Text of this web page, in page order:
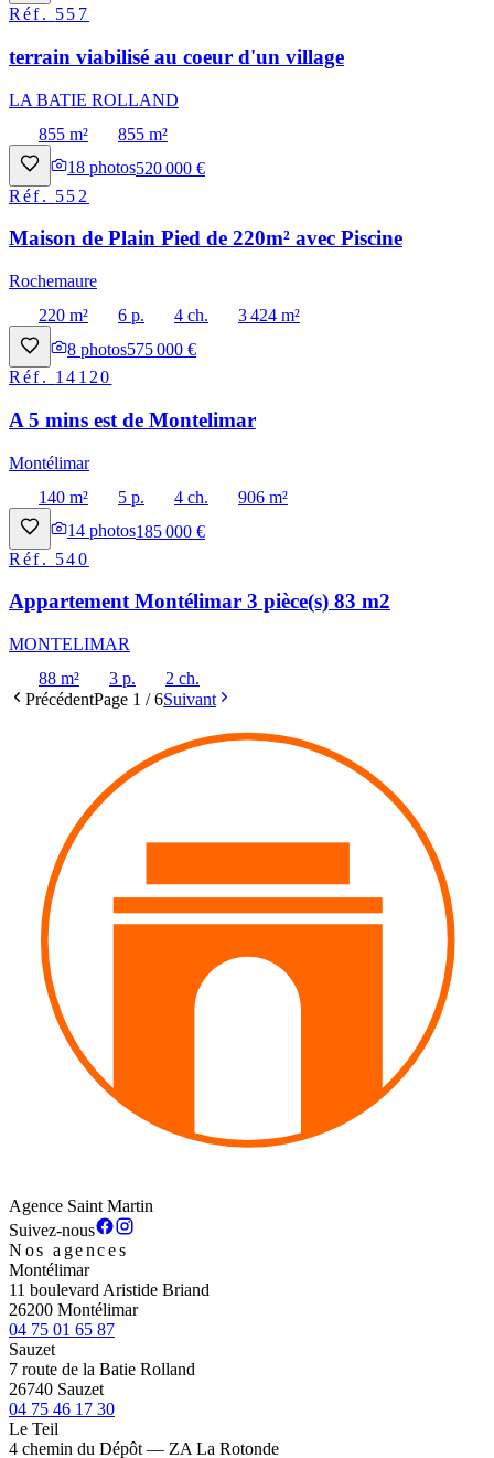
Réf. 557
terrain viabilisé au coeur d'un village
LA BATIE ROLLAND
855 m²
855 m²
18 photos520 000 €
Réf. 552
Maison de Plain Pied de 220m² avec Piscine
Rochemaure
220 m²
6 p. 4 ch.
3 424 m²
8 photos575 000 €
Réf. 14120
A 5 mins est de Montelimar
Montélimar
140 m²
5 p. 4 ch.
906 m²
14 photos185 000 €
Réf. 540
Appartement Montélimar 3 pièce(s) 83 m2
MONTELIMAR
88 m²
3 p.
2 ch.
PrécédentPage 1 /6Suivant
Agence Saint Martin
Suivez-nous
Nos agences
Montélimar
11 boulevard Aristide Briand
26200 Montélimar
04 75 01 65 87
Sauzet
7 route de la Batie Rolland
26740 Sauzet
04 75 46 17 30
Le Teil
4 chemin du Dépôt — ZA La Rotonde